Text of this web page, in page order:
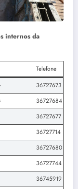
internos da
Telefone
36727673
36727684
36727677
36727714
36727680
36727744
36745919